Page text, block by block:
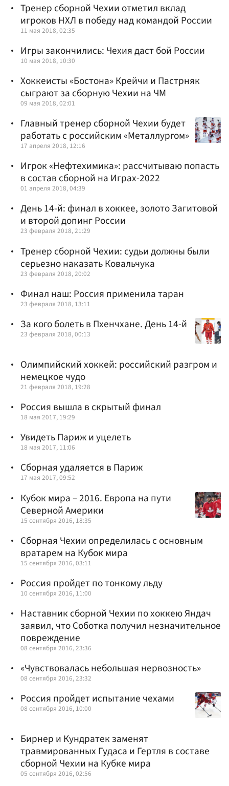
Тренер сборной Чехии отметил вклад
игроков НХЛ в победу над командой России
11 мая 2018, 02:35
Игры закончились: Чехия даст бой России
10 мая 2018, 10:30
Хоккеисты «Бостона» Крейчи и Пастрняк
сыграют за сборную Чехии на ЧМ
09 мая 2018, 02:01
Главный тренер сборной Чехии будет
работать с российским «Металлургом»
17 апреля 2018, 12:16
Игрок «Нефтехимика»: рассчитываю попасть
в состав сборной на Играх-2022
01 апреля 2018, 04:39
День 14-й: финал в хоккее, золото Загитовой
и второй допинг России
23 февраля 2018, 21:29
Тренер сборной Чехии: судьи должны были
серьезно наказать Ковальчука
23 февраля 2018, 20:02
Финал наш: Россия применила таран
23 февраля 2018, 13:11
За кого болеть в Пхенчхане. День 14-й
23 февраля 2018, 00:13
Олимпийский хоккей: российский разгром и
немецкое чудо
21 февраля 2018, 19:28
Россия вышла в скрытый финал
18 мая 2017, 19:29
Увидеть Париж и уцелеть
18 мая 2017, 11:06
Сборная удаляется в Париж
17 мая 2017, 09:52
Кубок мира – 2016. Европа на пути
Северной Америки
15 сентября 2016, 18:35
Сборная Чехии определилась с основным
вратарем на Кубок мира
15 сентября 2016, 03:11
Россия пройдет по тонкому льду
10 сентября 2016, 11:00
Наставник сборной Чехии по хоккею Яндач
заявил, что Соботка получил незначительное
повреждение
08 сентября 2016, 23:36
«Чувствовалась небольшая нервозность»
08 сентября 2016, 23:32
Россия пройдет испытание чехами
08 сентября 2016, 10:00
Бирнер и Кундратек заменят
травмированных Гудаса и Гертля в составе
сборной Чехии на Кубке мира
05 сентября 2016, 02:56